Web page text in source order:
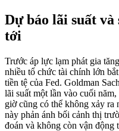
Dự báo lãi suất và
tới
Trước áp lực lạm phát gia
nhiều tổ chức tài chính lớn
tiền tệ của Fed. Goldman
lãi suất một lần vào cuối
giờ cũng có thể không xảy ra
này phản ánh bối cảnh thị
đoán và không còn vận động